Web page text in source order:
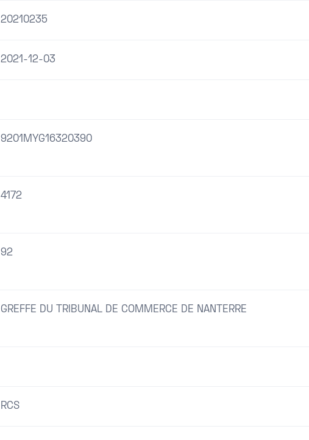
20210235
2021-12-03
9201MYG16320390
4172
92
GREFFE DU TRIBUNAL DE COMMERCE DE NANTERRE
RCS